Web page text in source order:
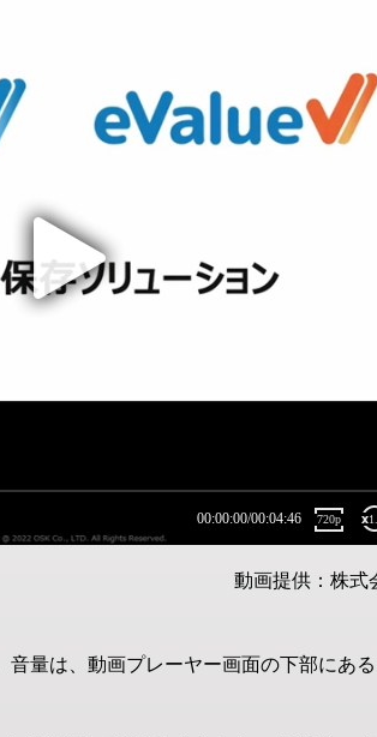
動画提供：株式
音量は、動画プレーヤー画面の下部にあ